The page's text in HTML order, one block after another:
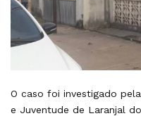
O caso foi investigado
e Juventude de Laranjal